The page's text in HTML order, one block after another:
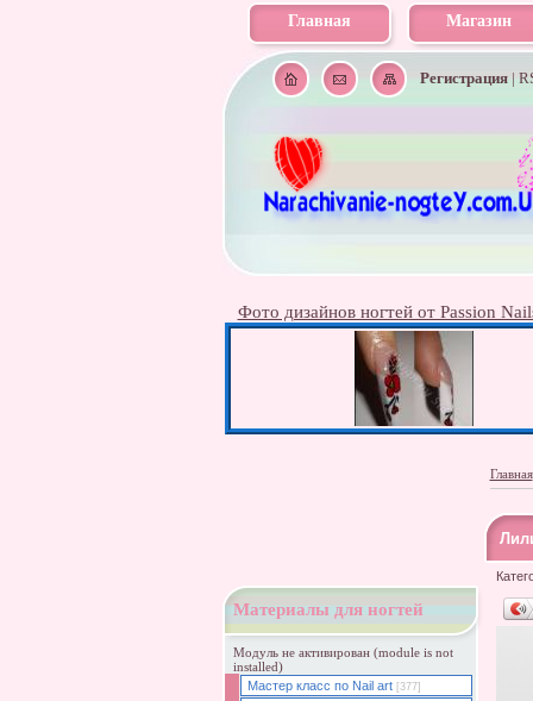
Главная Магазин
Регистрация|
Фото дизайнов ногтей от Passion
Главная
Материалы для ногтей
Модуль не активирован (module is not
installed)
Мастер класс по Nail art
[377]